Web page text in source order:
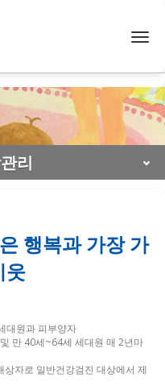
리
행복과 가장 가
웃
대원과 피부양자
만 40세~64세 세대원 매 2년마
자로 일반건강검진 대상에서 제